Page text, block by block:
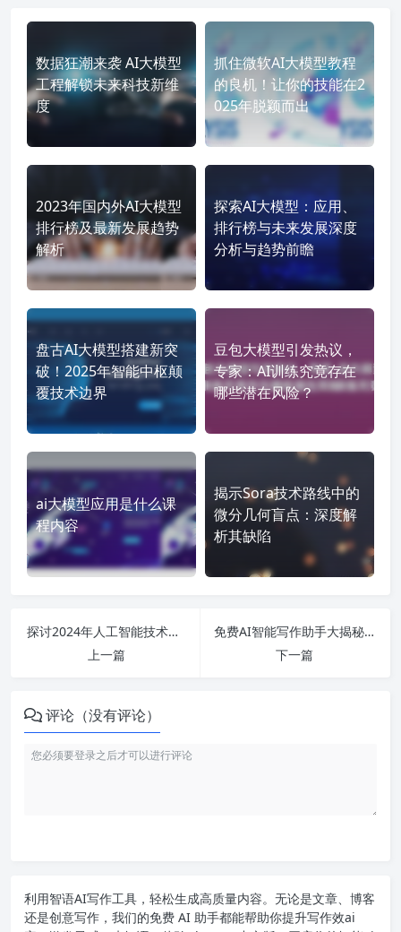
数据狂潮来袭 AI大模型
工程解锁未来科技新维
度
抓住微软AI大模型教程
的良机！让你的技能在2
025年脱颖而出
2023年国内外AI大模型
排行榜及最新发展趋势
解析
探索AI大模型：应用、
排行榜与未来发展深度
分析与趋势前瞻
盘古AI大模型搭建新突
破！2025年智能中枢颠
覆技术边界
豆包大模型引发热议，
专家：AI训练究竟存在
哪些潜在风险？
ai大模型应用是什么课
程内容
揭示Sora技术路线中的
微分几何盲点：深度解
析其缺陷
探讨2024年人工智能技术的新进展与应用前景：AI App推荐、细分行业与未来发展趋势全解析
上一篇
免费AI智能写作助手大揭秘：如何利用这些工具轻松赚取创作收益？
下一篇
评论（没有评论）
利用智语AI写作工具，轻松生成高质量内容。无论是文章、博客
还是创意写作，我们的免费 AI 助手都能帮助你提升写作效ai